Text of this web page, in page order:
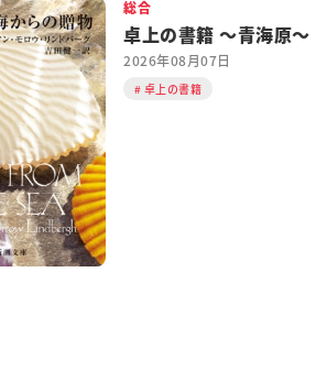
総合
卓上の書籍 ～青海原～
2026年08月07日
卓上の書籍